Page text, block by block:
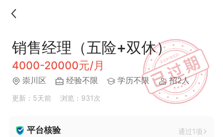
销售经理（五险+双休）
4000-20000元/月
崇川区 经验不限 学历不限 招2人
更新：5天前 浏览：931次
平台核验 通过1项